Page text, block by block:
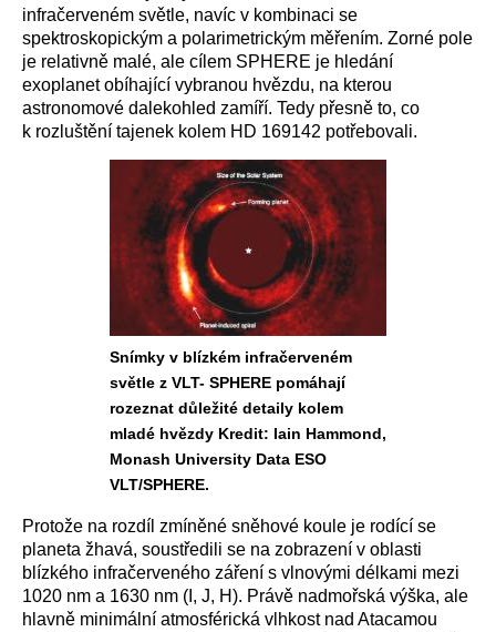
infračerveném světle, navíc v kombinaci se
spektroskopickým a polarimetrickým měřením. Zorné pole
je relativně malé, ale cílem SPHERE je hledání
exoplanet obíhající vybranou hvězdu, na kterou
astronomové dalekohled zamíří. Tedy přesně to, co
k rozluštění tajenek kolem HD 169142 potřebovali.
Snímky v blízkém infračerveném
světle z VLT- SPHERE pomáhají
rozeznat důležité detaily kolem
mladé hvězdy Kredit: Iain Hammond,
Monash University Data ESO
VLT/SPHERE.
Protože na rozdíl zmíněné sněhové koule je rodící se
planeta žhavá, soustředili se na zobrazení v oblasti
blízkého infračerveného záření s vlnovými délkami mezi
1020 nm a 1630 nm (I, J, H). Právě nadmořská výška, ale
hlavně minimální atmosférická vlhkost nad Atacamou